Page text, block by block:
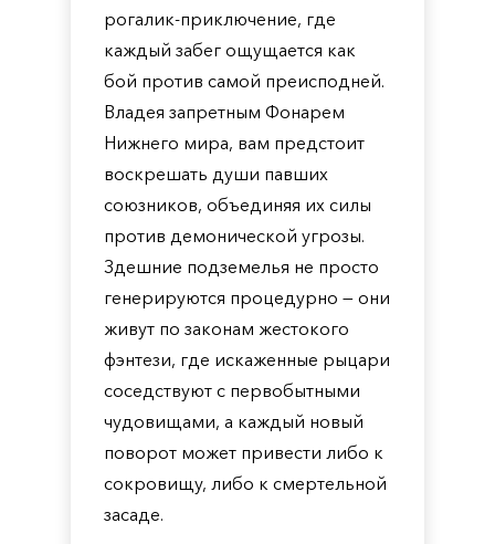
рогалик-приключение, где
каждый забег ощущается как
бой против самой преисподней.
Владея запретным Фонарем
Нижнего мира, вам предстоит
воскрешать души павших
союзников, объединяя их силы
против демонической угрозы.
Здешние подземелья не просто
генерируются процедурно — они
живут по законам жестокого
фэнтези, где искаженные рыцари
соседствуют с первобытными
чудовищами, а каждый новый
поворот может привести либо к
сокровищу, либо к смертельной
засаде.